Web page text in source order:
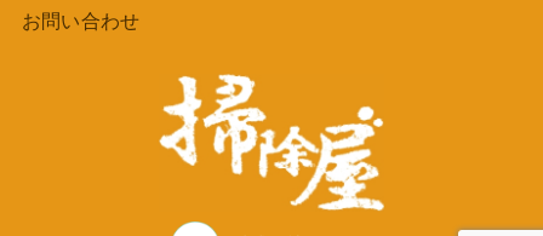
お問い合わせ